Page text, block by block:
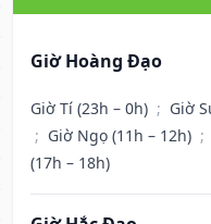
Giờ Hoàng Đạo
Giờ Tí (23h – 0h) ; Giờ
; Giờ Ngọ (11h – 12h) ;
(17h – 18h)